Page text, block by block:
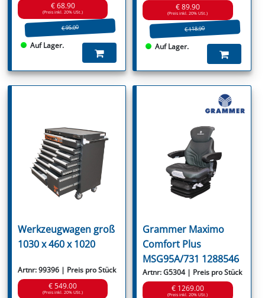
€ 68.90
(Preis inkl. 20% USt.)
€ 95.00
Auf Lager.
€ 89.90
(Preis inkl. 20% USt.)
€ 118.90
Auf Lager.
Werkzeugwagen groß
1030 x 460 x 1020
Artnr: 99396 | Preis pro Stück
€ 549.00
(Preis inkl. 20% USt.)
Grammer Maximo
Comfort Plus
MSG95A/731 1288546
Artnr: G5304 | Preis pro Stück
€ 1269.00
(Preis inkl. 20% USt.)